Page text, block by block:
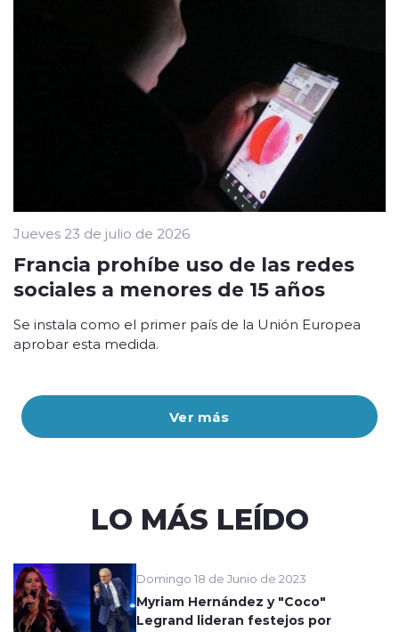
Ver más
Jueves 23 de julio de 2026
Francia prohíbe uso de las redes
sociales a menores de 15 años
Se instala como el primer país de la Unión Europea
aprobar esta medida.
LO MÁS LEÍDO
Domingo 18 de Junio de 2023
Myriam Hernández y "Coco"
Legrand lideran festejos por